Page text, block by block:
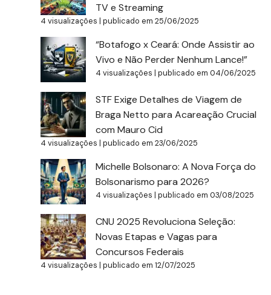
TV e Streaming
4 visualizações |publicado em 25/06/2025
“Botafogo x Ceará: Onde Assistir ao
Vivo e Não Perder Nenhum Lance!”
4 visualizações |publicado em 04/06/2025
STF Exige Detalhes de Viagem de
Braga Netto para Acareação Crucial
com Mauro Cid
4 visualizações |publicado em 23/06/2025
Michelle Bolsonaro: A Nova Força do
Bolsonarismo para 2026?
4 visualizações |publicado em 03/08/2025
CNU 2025 Revoluciona Seleção:
Novas Etapas e Vagas para
Concursos Federais
4 visualizações |publicado em 12/07/2025